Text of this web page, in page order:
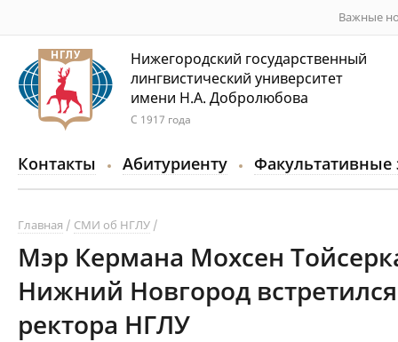
Важные
Нижегородский государственный
лингвистический университет
имени Н.А. Добролюбова
С 1917 года
Контакты Абитуриенту Факультативные
Главная СМИ об НГЛУ
Мэр Кермана Мохсен
Нижний Новгород
ректора НГЛУ